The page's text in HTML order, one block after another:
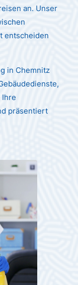
an. Unser
entscheiden
in Chemnitz
Ihre
präsentiert